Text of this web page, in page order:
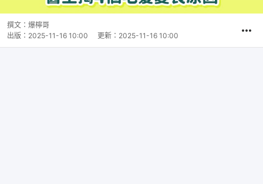
撰文： 爆檸哥
出版： 2025-11-16 10:00 更新： 2025-11-16 10:00